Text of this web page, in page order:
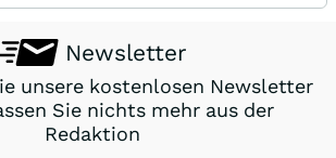
Newsletter
unsere kostenlosen Newsletter
Sie nichts mehr aus der
Redaktion